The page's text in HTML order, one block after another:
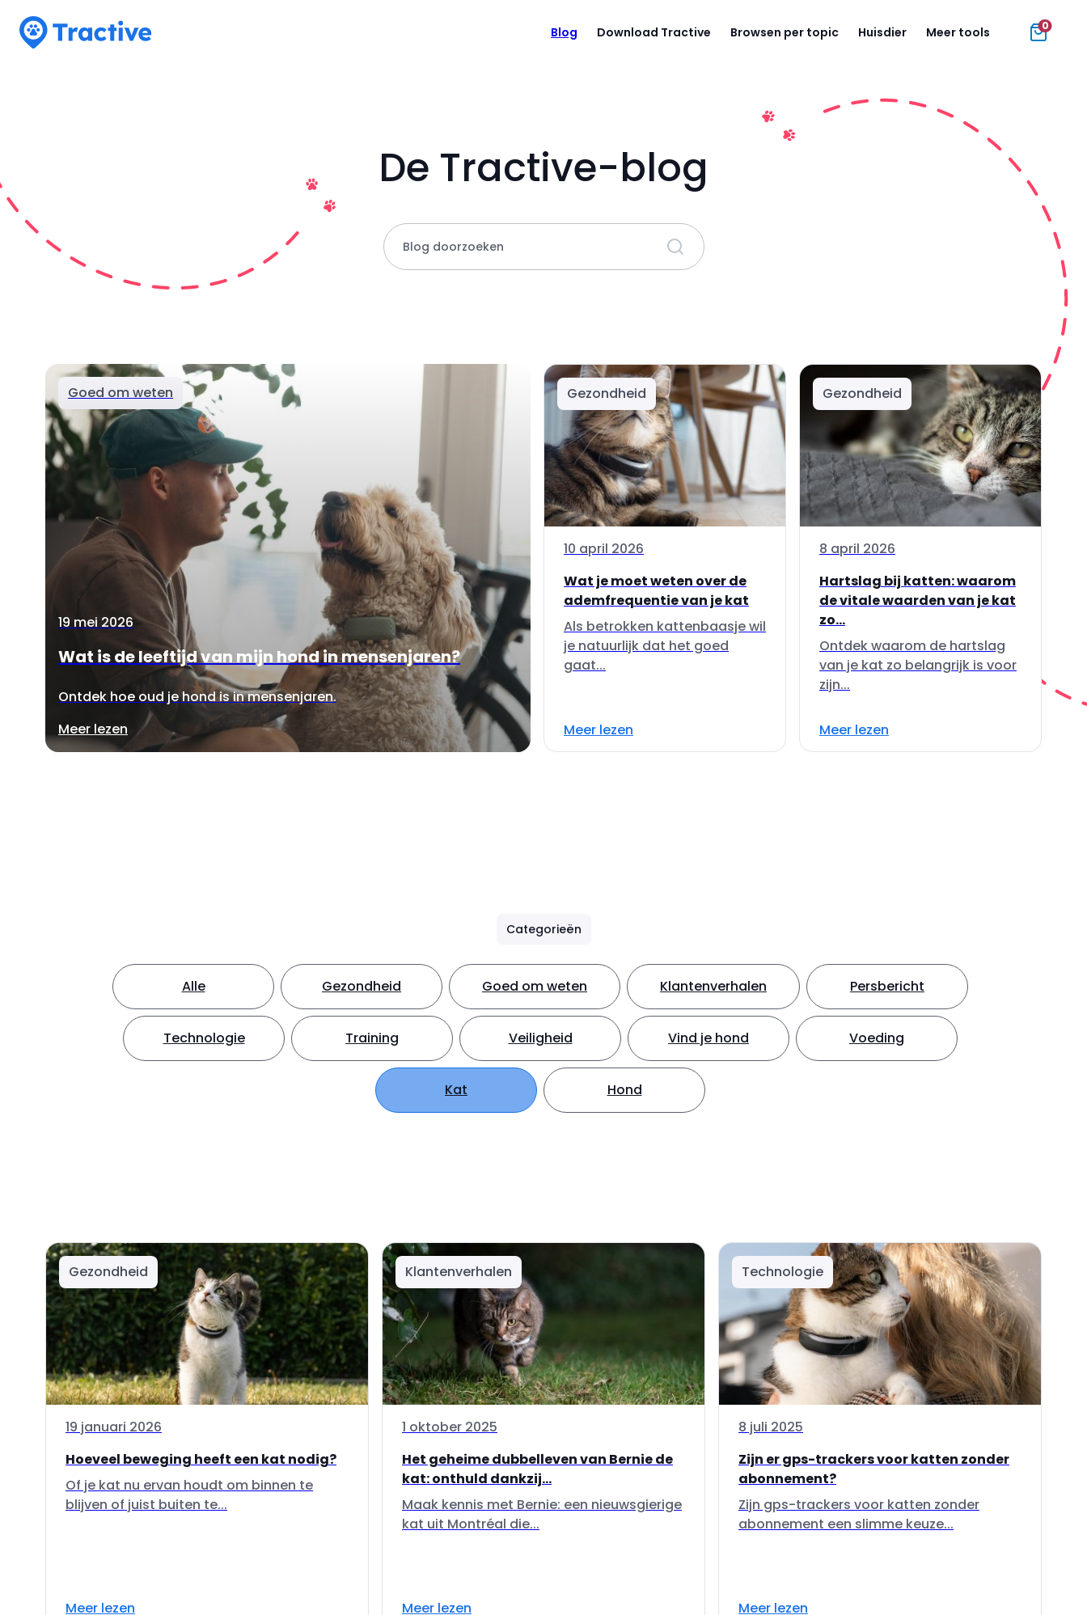
Blog Download Tractive Browsen per topic Huisdier Meer tools 0
De Tractive-blog
Blog doorzoeken
Goed om weten
19 mei 2026
Wat is de leeftijd van mijn hond in mensenjaren?
Ontdek hoe oud je hond is in mensenjaren.
Meer lezen
Gezondheid
10 april 2026
Wat je moet weten over de
ademfrequentie van je kat
Als betrokken kattenbaasje wil
je natuurlijk dat het goed
gaat...
Meer lezen
Gezondheid
8 april 2026
Hartslag bij katten: waarom
de vitale waarden van je kat
zo...
Ontdek waarom de hartslag
van je kat zo belangrijk is voor
zijn...
Meer lezen
Categorieën
Alle Gezondheid Goed om weten Klantenverhalen Persbericht
Technologie Training Veiligheid Vind je hond Voeding
Kat Hond
Gezondheid
19 januari 2026
Hoeveel beweging heeft een kat nodig?
Of je kat nu ervan houdt om binnen te
blijven of juist buiten te...
Meer lezen
Klantenverhalen
1 oktober 2025
Het geheime dubbelleven van Bernie de
kat: onthuld dankzij...
Maak kennis met Bernie: een nieuwsgierige
kat uit Montréal die...
Meer lezen
Technologie
8 juli 2025
Zijn er gps-trackers voor katten zonder
abonnement?
Zijn gps-trackers voor katten zonder
abonnement een slimme keuze...
Meer lezen